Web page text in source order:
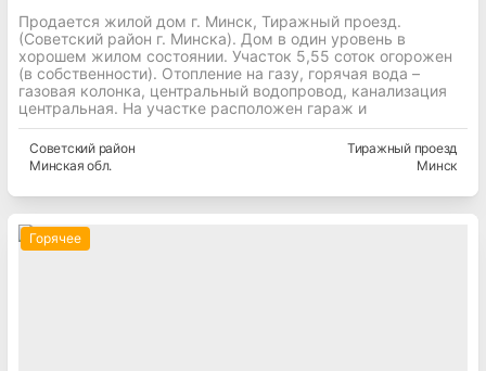
Продается жилой дом г. Минск, Тиражный проезд.
(Советский район г. Минска). Дом в один уровень в
хорошем жилом состоянии. Участок 5,55 соток огорожен
(в собственности). Отопление на газу, горячая вода –
газовая колонка, центральный водопровод, канализация
центральная. На участке расположен гараж и
Советскийрайон
Минская обл.
Тиражный проезд
Минск
Горячее